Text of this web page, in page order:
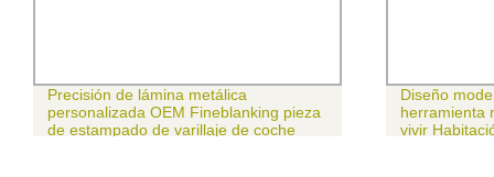
Precisión de lámina metálica
personalizada OEM Fineblanking pieza
de estampado de varillaje de coche
Diseño
herramienta
vivir